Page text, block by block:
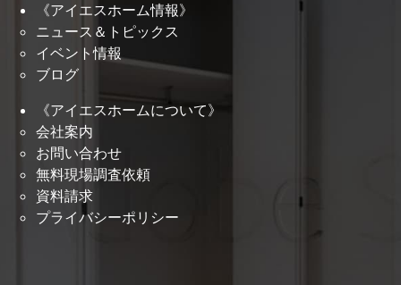
《アイエスホーム情報》
ニュース＆トピックス
イベント情報
ブログ
《アイエスホームについて》
会社案内
お問い合わせ
無料現場調査依頼
資料請求
プライバシーポリシー